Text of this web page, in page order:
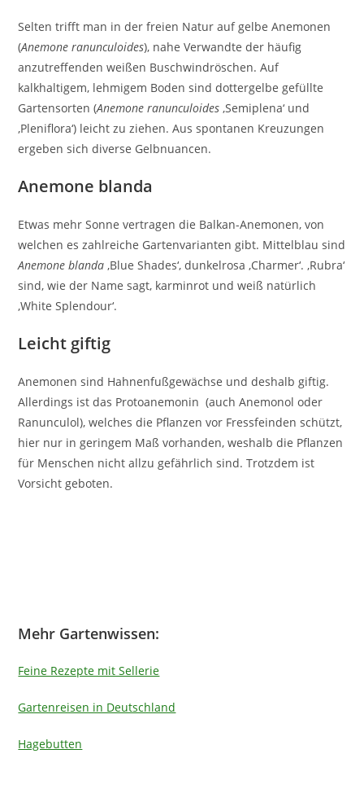
Selten trifft man in der freien Natur auf gelbe Anemonen
(Anemone ranunculoides), nahe Verwandte der häufig
anzutreffenden weißen Buschwindröschen. Auf
kalkhaltigem, lehmigem Boden sind dottergelbe gefüllte
Gartensorten (Anemone ranunculoides ‚Semiplena‘ und
‚Pleniflora‘) leicht zu ziehen. Aus spontanen Kreuzungen
ergeben sich diverse Gelbnuancen.
Anemone blanda
Etwas mehr Sonne vertragen die Balkan-Anemonen, von
welchen es zahlreiche Gartenvarianten gibt. Mittelblau sind
Anemone blanda ‚Blue Shades‘, dunkelrosa ‚Charmer‘. ‚Rubra‘
sind, wie der Name sagt, karminrot und weiß natürlich
‚White Splendour‘.
Leicht giftig
Anemonen sind Hahnenfußgewächse und deshalb giftig.
Allerdings ist das Protoanemonin (auch Anemonol oder
Ranunculol), welches die Pflanzen vor Fressfeinden schützt,
hier nur in geringem Maß vorhanden, weshalb die Pflanzen
für Menschen nicht allzu gefährlich sind. Trotzdem ist
Vorsicht geboten.
Mehr Gartenwissen:
Feine Rezepte mit Sellerie
Gartenreisen in Deutschland
Hagebutten